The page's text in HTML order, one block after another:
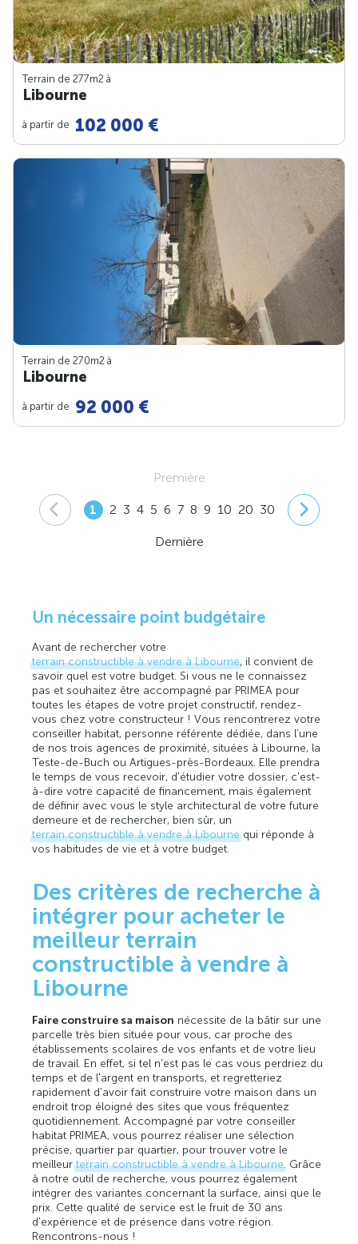
Terrain de 277m2 à
Libourne
à partir de 102 000 €
Terrain de 270m2 à
Libourne
à partir de 92 000 €
Première
1 2 3 4 5 6 7 8 9 10 20 30
Dernière
Un nécessaire point budgétaire
Avant de rechercher votre
terrain constructible à vendre à Libourne, il convient de
savoir quel est votre budget. Si vous ne le connaissez
pas et souhaitez être accompagné par PRIMEA pour
toutes les étapes de votre projet constructif, rendez-
vous chez votre constructeur ! Vous rencontrerez votre
conseiller habitat, personne référente dédiée, dans l’une
de nos trois agences de proximité, situées à Libourne, la
Teste-de-Buch ou Artigues-près-Bordeaux. Elle prendra
le temps de vous recevoir, d'étudier votre dossier, c'est-
à-dire votre capacité de financement, mais également
de définir avec vous le style architectural de votre future
demeure et de rechercher, bien sûr, un
terrain constructible à vendre à Libournequi réponde à
vos habitudes de vie et à votre budget.
Des critères de recherche à
intégrer pour acheter le
meilleur terrain
constructible à vendre à
Libourne
Faire construire sa maison nécessite de la bâtir sur une
parcelle très bien située pour vous, car proche des
établissements scolaires de vos enfants et de votre lieu
de travail. En effet, si tel n'est pas le cas vous perdriez du
temps et de l'argent en transports, et regretteriez
rapidement d'avoir fait construire votre maison dans un
endroit trop éloigné des sites que vous fréquentez
quotidiennement. Accompagné par votre conseiller
habitat PRIMEA, vous pourrez réaliser une sélection
précise, quartier par quartier, pour trouver votre le
meilleurterrain constructible à vendre à Libourne. Grâce
à notre outil de recherche, vous pourrez également
intégrer des variantes concernant la surface, ainsi que le
prix. Cette qualité de service est le fruit de 30 ans
d'expérience et de présence dans votre région.
Rencontrons-nous !